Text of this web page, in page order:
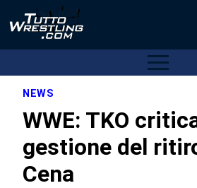
NEWS
WWE: TKO
gestione del
Cena